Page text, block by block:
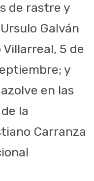
de rastre y
Galván
5 de
y
en las
la
Carranza